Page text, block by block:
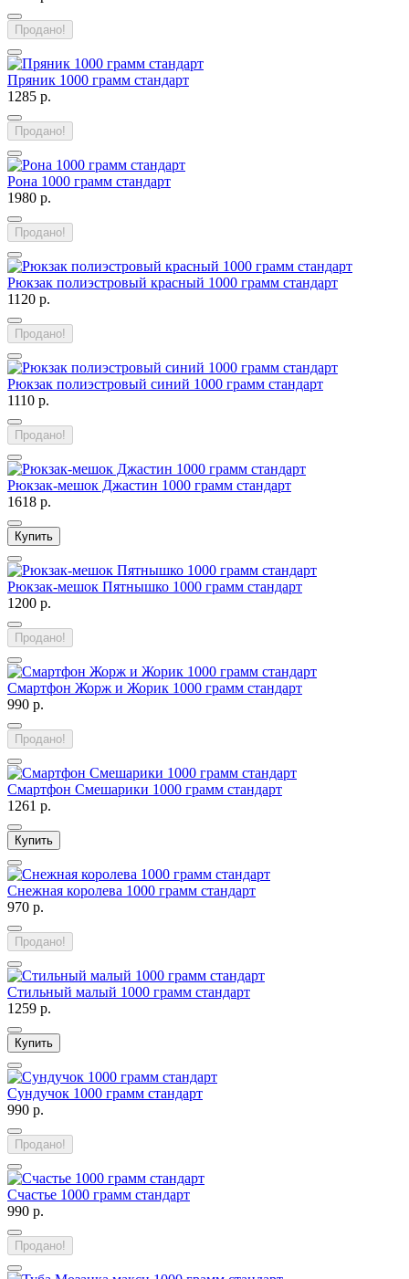
Продано!
Пряник 1000 грамм стандарт
1285 р.
Продано!
Рона 1000 грамм стандарт
1980 р.
Продано!
Рюкзак полиэстровый красный 1000 грамм стандарт
1120 р.
Продано!
Рюкзак полиэстровый синий 1000 грамм стандарт
1110 р.
Продано!
Рюкзак-мешок Джастин 1000 грамм стандарт
1618 р.
Купить
Рюкзак-мешок Пятнышко 1000 грамм стандарт
1200 р.
Продано!
Смартфон Жорж и Жорик 1000 грамм стандарт
990 р.
Продано!
Смартфон Смешарики 1000 грамм стандарт
1261 р.
Купить
Снежная королева 1000 грамм стандарт
970 р.
Продано!
Стильный малый 1000 грамм стандарт
1259 р.
Купить
Сундучок 1000 грамм стандарт
990 р.
Продано!
Счастье 1000 грамм стандарт
990 р.
Продано!